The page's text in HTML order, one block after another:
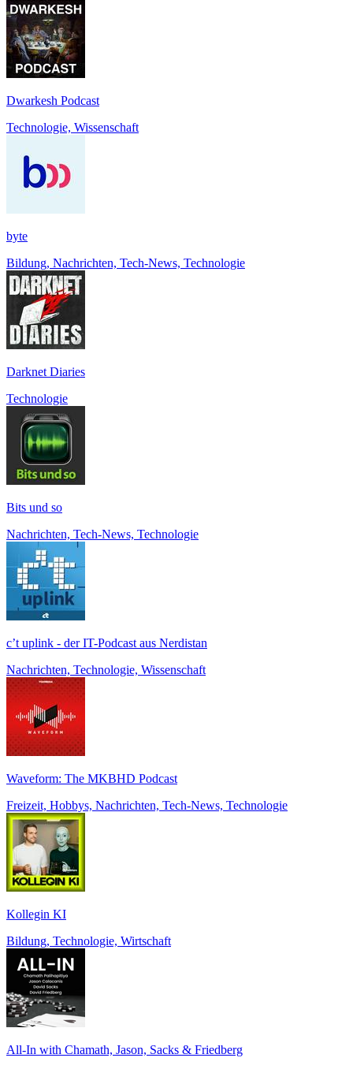
Dwarkesh Podcast
Technologie, Wissenschaft
byte
Bildung, Nachrichten, Tech-News, Technologie
Darknet Diaries
Technologie
Bits und so
Nachrichten, Tech-News, Technologie
c’t uplink - der IT-Podcast aus Nerdistan
Nachrichten, Technologie, Wissenschaft
Waveform: The MKBHD Podcast
Freizeit, Hobbys, Nachrichten, Tech-News, Technologie
Kollegin KI
Bildung, Technologie, Wirtschaft
All-In with Chamath, Jason, Sacks & Friedberg